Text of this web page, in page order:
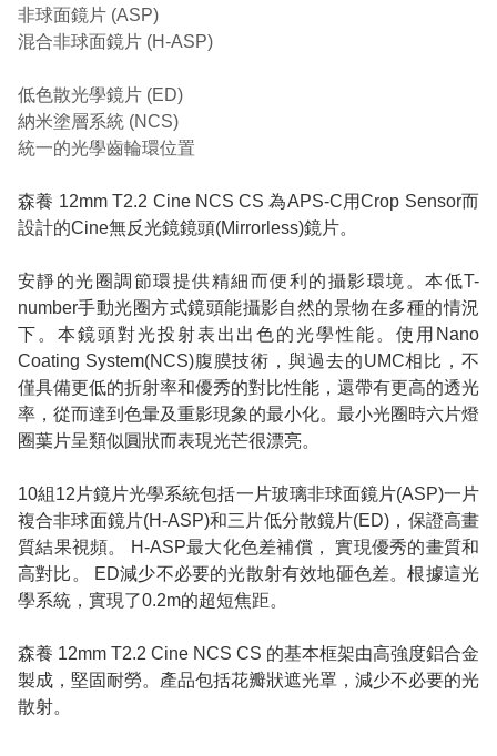
非球面鏡片 (ASP)
混合非球面鏡片 (H-ASP)
低色散光學鏡片 (ED)
納米塗層系統 (NCS)
統一的光學齒輪環位置
森養 12mm T2.2 Cine NCS CS 為APS-C用Crop Sensor而
設計的Cine無反光鏡鏡頭(Mirrorless)鏡片。
安靜的光圈調節環提供精細而便利的攝影環境。本低T-
number手動光圈方式鏡頭能攝影自然的景物在多種的情況
下。本鏡頭對光投射表出出色的光學性能。使用Nano
Coating System(NCS)腹膜技術，與過去的UMC相比，不
僅具備更低的折射率和優秀的對比性能，還帶有更高的透光
率，從而達到色暈及重影現象的最小化。最小光圈時六片燈
圈葉片呈類似圓狀而表現光芒很漂亮。
10組12片鏡片光學系統包括一片玻璃非球面鏡片(ASP)一片
複合非球面鏡片(H-ASP)和三片低分散鏡片(ED)，保證高畫
質結果視頻。 H-ASP最大化色差補償， 實現優秀的畫質和
高對比。 ED減少不必要的光散射有效地砸色差。根據這光
學系統，實現了0.2m的超短焦距。
森養 12mm T2.2 Cine NCS CS 的基本框架由高強度鋁合金
製成，堅固耐勞。產品包括花瓣狀遮光罩，減少不必要的光
散射。